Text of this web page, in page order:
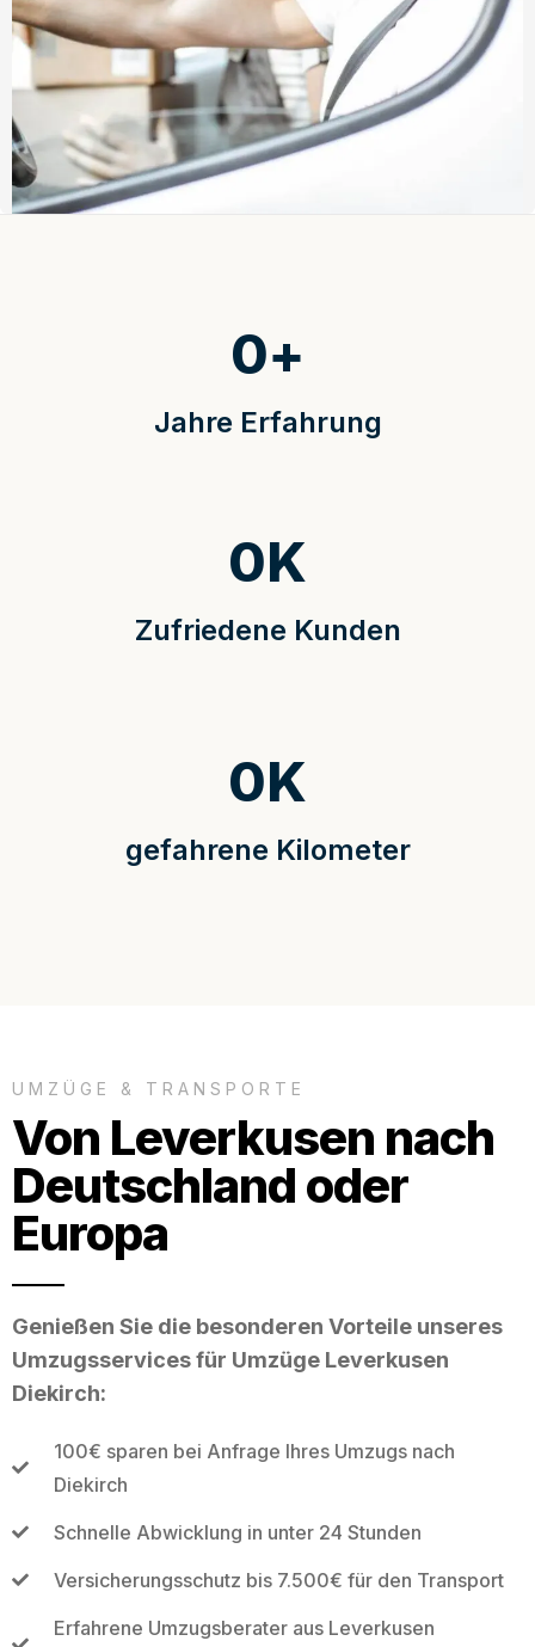
Jahre Erfahrung
0+
Zufriedene Kunden
0K
gefahrene Kilometer
0K
UMZÜGE & TRANSPORTE
Von Leverkusen nach
Deutschland oder
Europa
Genießen Sie die besonderen Vorteile unseres
Umzugsservices für Umzüge Leverkusen
Diekirch:
100€ sparen bei Anfrage Ihres Umzugs nach
Diekirch
Schnelle Abwicklung in unter 24 Stunden
Versicherungsschutz bis 7.500€ für den Transport
Erfahrene Umzugsberater aus Leverkusen